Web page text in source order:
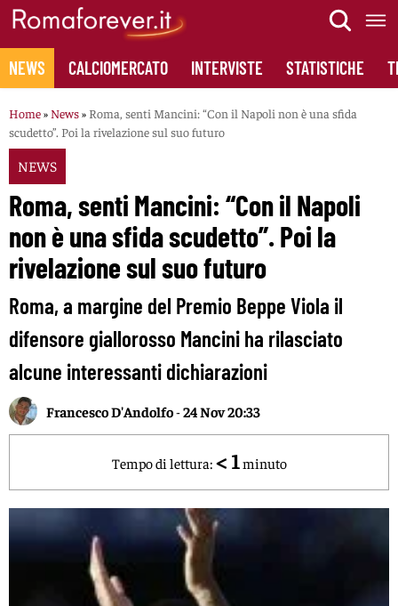
Skip
content
NEWS CALCIOMERCATO INTERVISTE STATISTICHE
Home» News» Roma, senti Mancini: “Con il Napoli non è una sfida
scudetto”. Poi la rivelazione sul suo futuro
NEWS
Roma, senti Mancini: “Con il Napoli
non è una sfida scudetto”. Poi la
rivelazione sul suo futuro
Roma, a margine del Premio Beppe Viola il
difensore giallorosso Mancini ha rilasciato
alcune interessanti dichiarazioni
Francesco D'Andolfo-24 Nov 20:33
Tempo di lettura: < 1 minuto